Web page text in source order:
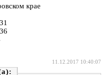
крае
11.12.2017 10:40:07